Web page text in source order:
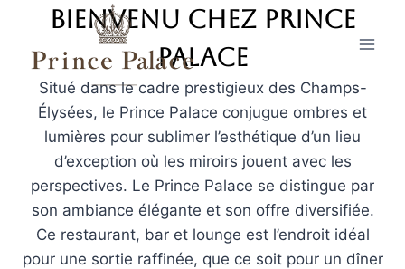
contenu
Bienvenu chez Prince
Palace
Situé dans le cadre prestigieux des Champs-
Élysées, le Prince Palace conjugue ombres et
lumières pour sublimer l’esthétique d’un lieu
d’exception où les miroirs jouent avec les
perspectives. Le Prince Palace se distingue par
son ambiance élégante et son offre diversifiée.
Ce restaurant, bar et lounge est l’endroit idéal
pour une sortie raffinée, que ce soit pour un dîner